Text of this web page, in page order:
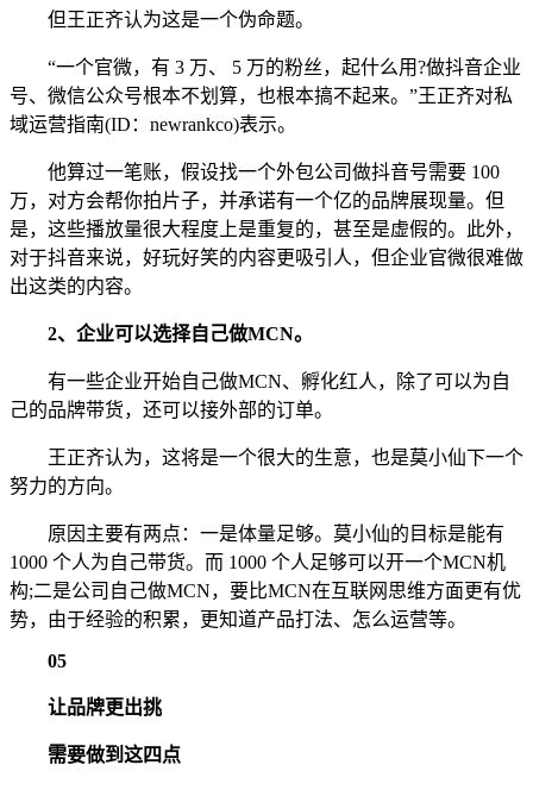
但王正齐认为这是一个伪命题。
“一个官微，有 3 万、 5 万的粉丝，起什么用?做抖音企业
号、微信公众号根本不划算，也根本搞不起来。”王正齐对私
域运营指南(ID：newrankco)表示。
他算过一笔账，假设找一个外包公司做抖音号需要 100
万，对方会帮你拍片子，并承诺有一个亿的品牌展现量。但
是，这些播放量很大程度上是重复的，甚至是虚假的。此外，
对于抖音来说，好玩好笑的内容更吸引人，但企业官微很难做
出这类的内容。
2、企业可以选择自己做MCN。
有一些企业开始自己做MCN、孵化红人，除了可以为自
己的品牌带货，还可以接外部的订单。
王正齐认为，这将是一个很大的生意，也是莫小仙下一个
努力的方向。
原因主要有两点：一是体量足够。莫小仙的目标是能有
1000 个人为自己带货。而 1000 个人足够可以开一个MCN机
构;二是公司自己做MCN，要比MCN在互联网思维方面更有优
势，由于经验的积累，更知道产品打法、怎么运营等。
05
让品牌更出挑
需要做到这四点